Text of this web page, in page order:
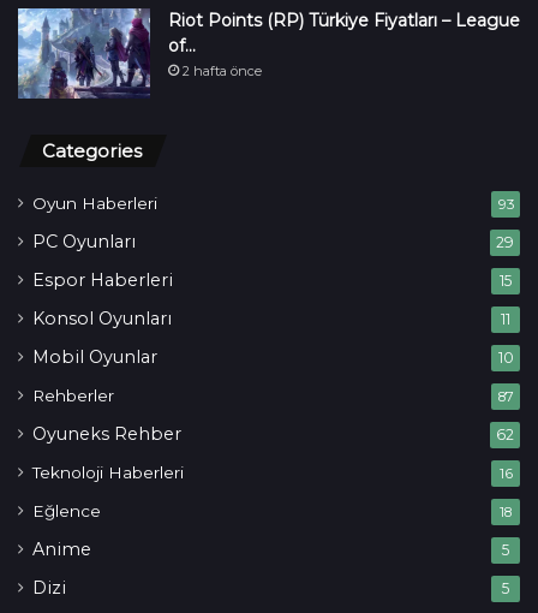
Riot Points (RP) Türkiye Fiyatları – League
of…
2 hafta önce
Categories
Oyun Haberleri 93
PC Oyunları 29
Espor Haberleri 15
Konsol Oyunları 11
Mobil Oyunlar 10
Rehberler 87
Oyuneks Rehber 62
Teknoloji Haberleri 16
Eğlence 18
Anime 5
Dizi 5